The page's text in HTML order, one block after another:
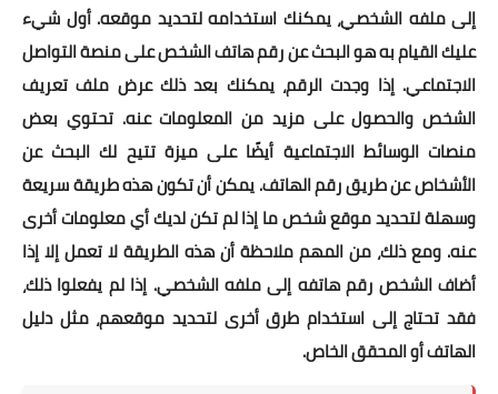
إلى ملفه الشخصي، يمكنك استخدامه لتحديد موقعه. أول شيء
عليك القيام به هو البحث عن رقم هاتف الشخص على منصة التواصل
الاجتماعي. إذا وجدت الرقم، يمكنك بعد ذلك عرض ملف تعريف
الشخص والحصول على مزيد من المعلومات عنه. تحتوي بعض
منصات الوسائط الاجتماعية أيضًا على ميزة تتيح لك البحث عن
الأشخاص عن طريق رقم الهاتف. يمكن أن تكون هذه طريقة سريعة
وسهلة لتحديد موقع شخص ما إذا لم تكن لديك أي معلومات أخرى
عنه. ومع ذلك، من المهم ملاحظة أن هذه الطريقة لا تعمل إلا إذا
أضاف الشخص رقم هاتفه إلى ملفه الشخصي. إذا لم يفعلوا ذلك،
فقد تحتاج إلى استخدام طرق أخرى لتحديد موقعهم، مثل دليل
الهاتف أو المحقق الخاص.